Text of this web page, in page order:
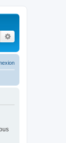
Rechercher